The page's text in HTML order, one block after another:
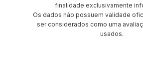
finalidade exclusivamente
Os dados não possuem validade
ser considerados como uma
usados.